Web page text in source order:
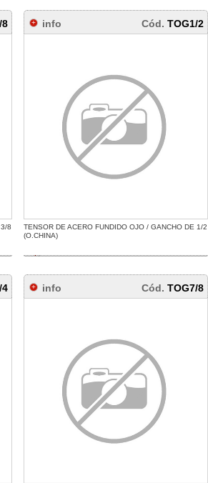
8
8
info Cód. TOG1/2
TENSOR DE ACERO FUNDIDO OJO / GANCHO DE 1/2
(O.CHINA)
4 info Cód. TOG7/8